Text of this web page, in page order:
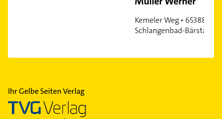
Kemeler Weg • 65388
Schlangenbad-Bärstadt
Ihr Gelbe Seiten Verlag